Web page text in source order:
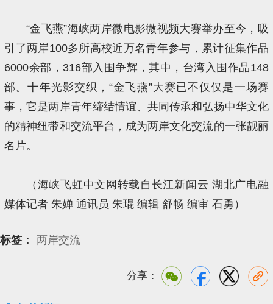
“金飞燕”海峡两岸微电影微视频大赛举办至今，吸
引了两岸100多所高校近万名青年参与，累计征集作品
6000余部，316部入围争辉，其中，台湾入围作品148
部。十年光影交织，“金飞燕”大赛已不仅仅是一场赛
事，它是两岸青年缔结情谊、共同传承和弘扬中华文化
的精神纽带和交流平台，成为两岸文化交流的一张靓丽
名片。
（海峡飞虹中文网转载自长江新闻云 湖北广电融
媒体记者 朱婵 通讯员 朱琨 编辑 舒畅 编审 石勇）
标签： 两岸交流
分享：